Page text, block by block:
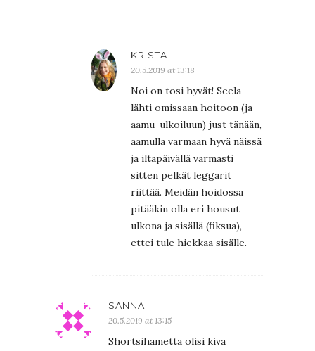
KRISTA
20.5.2019 at 13:18
Noi on tosi hyvät! Seela
lähti omissaan hoitoon (ja
aamu-ulkoiluun) just tänään,
aamulla varmaan hyvä näissä
ja iltapäivällä varmasti
sitten pelkät leggarit
riittää. Meidän hoidossa
pitääkin olla eri housut
ulkona ja sisällä (fiksua),
ettei tule hiekkaa sisälle.
SANNA
20.5.2019 at 13:15
Shortsihametta olisi kiva